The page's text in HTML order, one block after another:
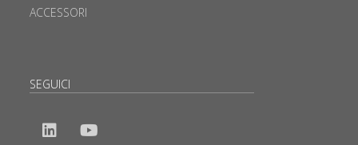
ACCESSORI
SEGUICI